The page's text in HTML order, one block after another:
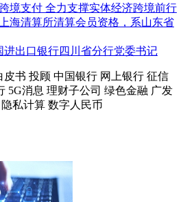
境支付 全力支撑实体经济跨境前行
海清算所清算会员资格，系山东省
进出口银行四川省分行党委书记
皮书 投顾 中国银行 网上银行 征信
5G消息 理财子公司 绿色金融 广发
隐私计算 数字人民币